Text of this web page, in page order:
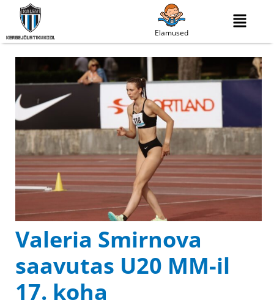
Elamused
Valeria Smirnova
saavutas U20 MM-il
17. koha